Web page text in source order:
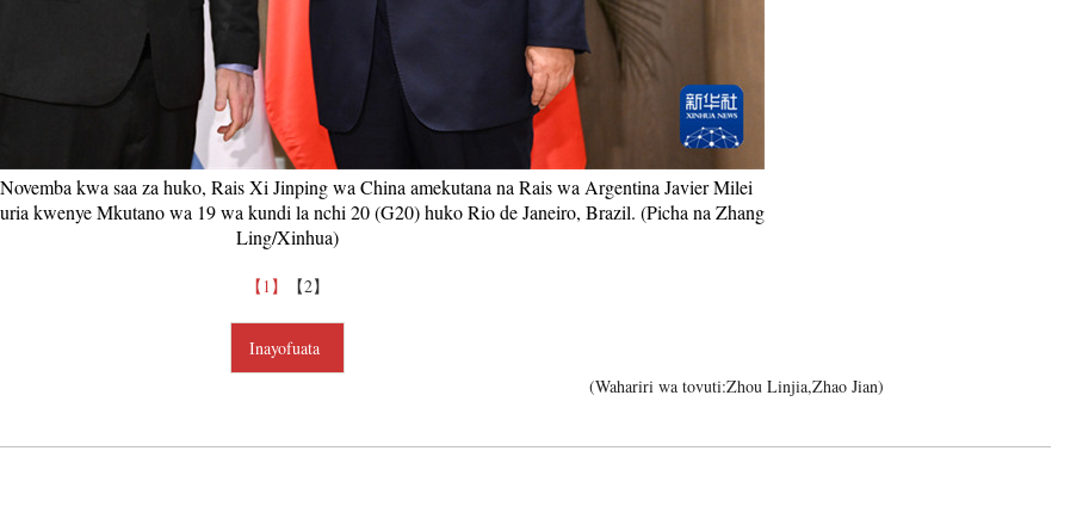
اردو
हिन्दी
kwa saa za huko, Rais Xi Jinping wa China amekutana na Rais wa Argentina Javier Milei
kwenye Mkutano wa 19 wa kundi la nchi 20 (G20) huko Rio de Janeiro, Brazil. (Picha na Zhang
Ling/Xinhua)
【1】 【2】
Inayofuata
(Wahariri wa tovuti:Zhou Linjia,Zhao Jian)